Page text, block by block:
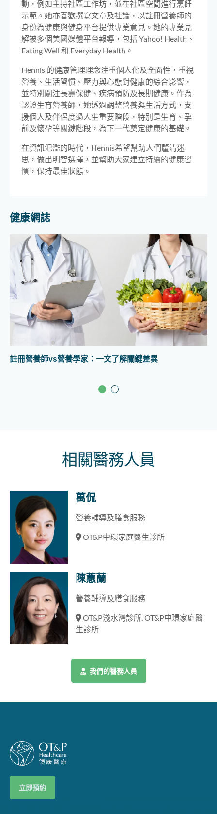
動，例如主持社區工作坊，並在社區空間進行烹飪
示範。她亦喜歡撰寫文章及社論，以註冊營養師的
身份為健康與健身平台提供專業意見。她的專業見
解被多個美國媒體平台報導，包括 Yahoo! Health、
Eating Well 和 Everyday Health。
Hennis 的健康管理理念注重個人化及全面性，重視
營養、生活習慣、壓力與心態對健康的綜合影響，
並特別關注長壽保健、疾病預防及長期健康。作為
認證生育營養師，她透過調整營養與生活方式，支
援個人及伴侶度過人生重要階段，特別是生育、孕
前及懷孕等關鍵階段，為下一代奠定健康的基礎。
在資訊氾濫的時代，Hennis希望幫助人們釐清迷
思，做出明智選擇，並幫助大家建立持續的健康習
慣，保持最佳狀態。
健康網誌
註冊營養師vs營養學家：一文了解關鍵差異
相關醫務人員
萬侃
營養輔導及膳食服務
OT&P中環家庭醫生診所
陳蕙蘭
營養輔導及膳食服務
OT&P淺水灣診所, OT&P中環家庭醫
生診所
我們的醫務人員
立即預約